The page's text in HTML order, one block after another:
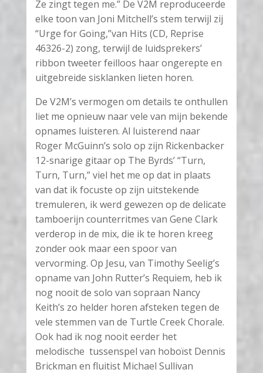
Ze zingt tegen me.” De V2M reproduceerde
elke toon van Joni Mitchell’s stem terwijl zij
“Urge for Going,”van Hits (CD, Reprise
46326-2) zong, terwijl de luidsprekers’
ribbon tweeter feilloos haar ongerepte en
uitgebreide sisklanken lieten horen.
De V2M’s vermogen om details te onthullen
liet me opnieuw naar vele van mijn bekende
opnames luisteren. Al luisterend naar
Roger McGuinn’s solo op zijn Rickenbacker
12-snarige gitaar op The Byrds’ “Turn,
Turn, Turn,” viel het me op dat in plaats
van dat ik focuste op zijn uitstekende
tremuleren, ik werd gewezen op de delicate
tamboerijn counterritmes van Gene Clark
verderop in de mix, die ik te horen kreeg
zonder ook maar een spoor van
vervorming. Op Jesu, van Timothy Seelig’s
opname van John Rutter’s Requiem, heb ik
nog nooit de solo van sopraan Nancy
Keith’s zo helder horen afsteken tegen de
vele stemmen van de Turtle Creek Chorale.
Ook had ik nog nooit eerder het
melodische tussenspel van hoboïst Dennis
Brickman en fluitist Michael Sullivan